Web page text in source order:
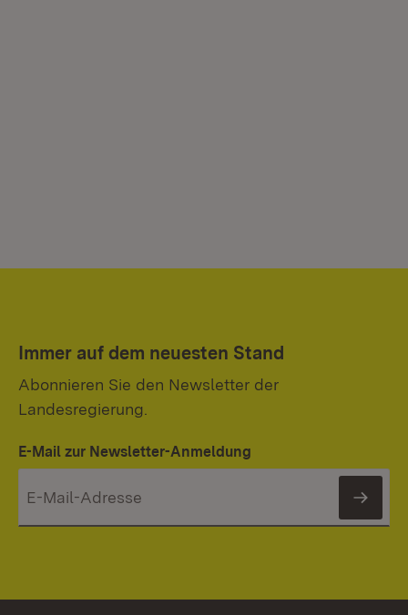
Immer auf dem neuesten Stand
Abonnieren Sie den Newsletter der
Landesregierung.
E-Mail zur Newsletter-Anmeldung